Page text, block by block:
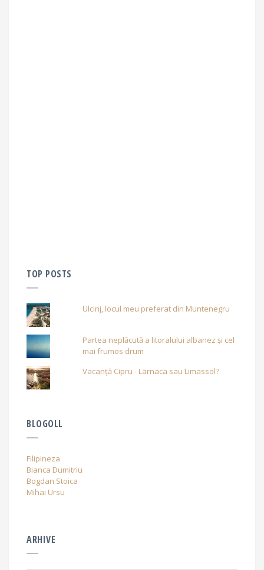
TOP POSTS
Ulcinj, locul meu preferat din Muntenegru
Partea neplăcută a litoralului albanez și cel
mai frumos drum
Vacanță Cipru - Larnaca sau Limassol?
BLOGOLL
Filipineza
Bianca Dumitriu
Bogdan Stoica
Mihai Ursu
ARHIVE